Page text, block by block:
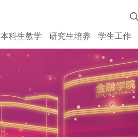
本科生教学 研究生培养 学生工作